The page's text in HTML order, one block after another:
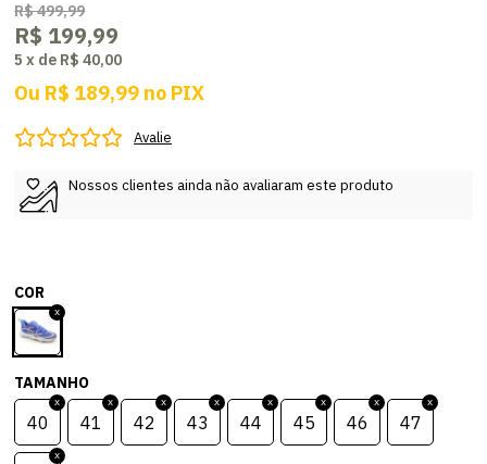
R$ 499,99
R$ 199,99
5 x de R$ 40,00
Ou R$ 189,99 no PIX
Avalie
Nossos clientes ainda não avaliaram este produto
COR
TAMANHO
40 41 42 43 44 45 46 47